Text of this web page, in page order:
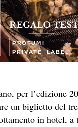
per l’edizione
un biglietto del
in hotel,